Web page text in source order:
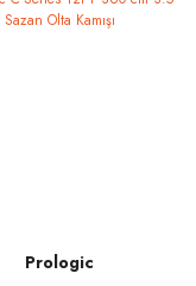
Prologic